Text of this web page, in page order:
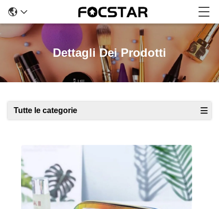
Dettagli Dei Prodotti
Tutte le categorie